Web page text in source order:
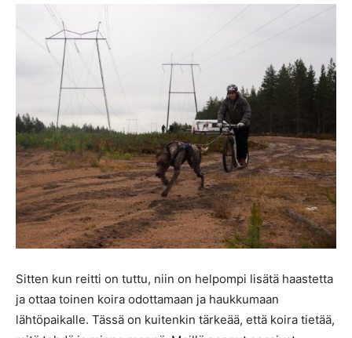
Sitten kun reitti on tuttu, niin on helpompi lisätä haastetta
ja ottaa toinen koira odottamaan ja haukkumaan
lähtöpaikalle. Tässä on kuitenkin tärkeää, että koira tietää,